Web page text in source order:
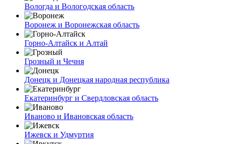
Вологда и Вологодская область
Воронеж и Воронежская область
Горно-Алтайск и Алтай
Грозный и Чечня
Донецк и Донецкая народная республика
Екатеринбург и Свердловская область
Иваново и Ивановская область
Ижевск и Удмуртия